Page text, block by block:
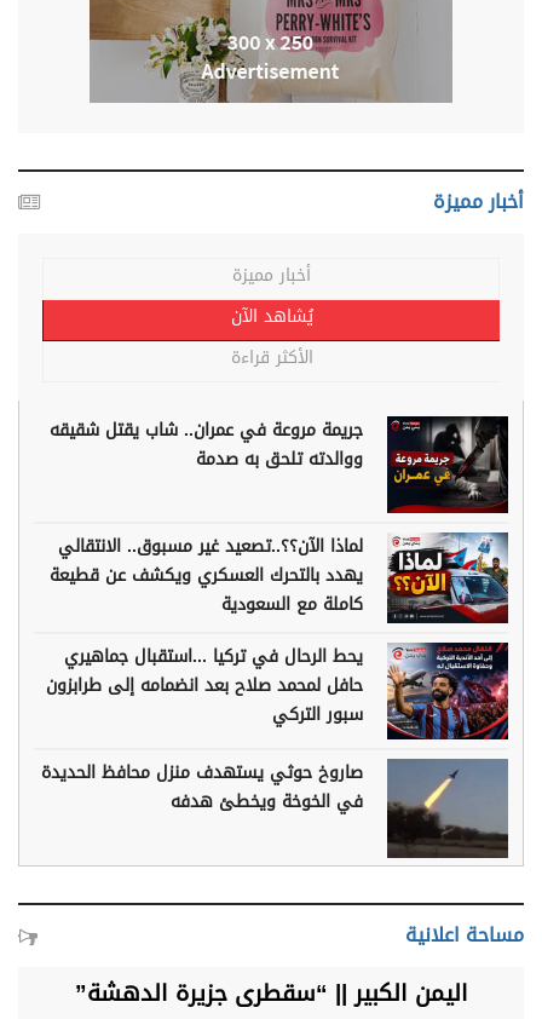
أخبار مميزة
أخبار مميزة
يُشاهد الآن
الأكثر قراءة
جريمة مروعة في عمران.. شاب يقتل شقيقه
ووالدته تلحق به صدمة
لماذا الآن؟؟..تصعيد غير مسبوق.. الانتقالي
يهدد بالتحرك العسكري ويكشف عن قطيعة
كاملة مع السعودية
يحط الرحال في تركيا ...استقبال جماهيري
حافل لمحمد صلاح بعد انضمامه إلى طرابزون
سبور التركي
صاروخ حوثي يستهدف منزل محافظ الحديدة
في الخوخة ويخطئ هدفه
مساحة اعلانية
اليمن الكبير || “سقطرى جزيرة الدهشة”